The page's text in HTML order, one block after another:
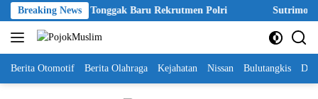
Skip
to
content
Breaking News
2026 Disebut Tonggak Baru Rekrutmen Polri Sutrimo
Berita Otomotif Berita Olahraga Kejahatan Nissan Bulutangkis